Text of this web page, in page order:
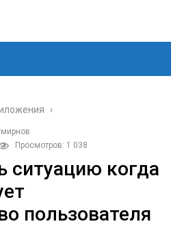
›
Просмотров: 1 038
ситуацию когда
пользователя